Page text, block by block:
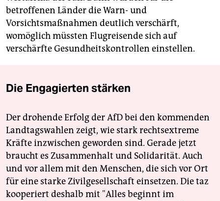
betroffenen Länder die Warn- und
Vorsichtsmaßnahmen deutlich verschärft,
womöglich müssten Flugreisende sich auf
verschärfte Gesundheitskontrollen einstellen.
Die Engagierten stärken
Der drohende Erfolg der AfD bei den kommenden
Landtagswahlen zeigt, wie stark rechtsextreme
Kräfte inzwischen geworden sind. Gerade jetzt
braucht es Zusammenhalt und Solidarität. Auch
und vor allem mit den Menschen, die sich vor Ort
für eine starke Zivilgesellschaft einsetzen. Die taz
kooperiert deshalb mit "Alles beginnt im